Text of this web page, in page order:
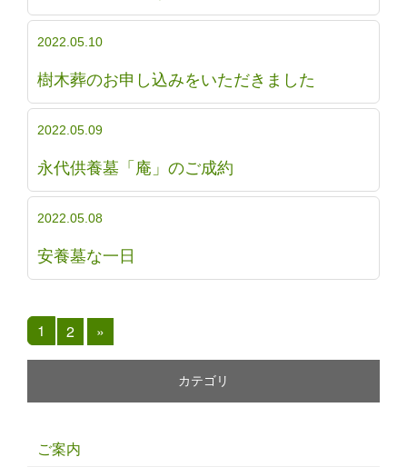
2022.05.10
樹木葬のお申し込みをいただきました
2022.05.09
永代供養墓「庵」のご成約
2022.05.08
安養墓な一日
1 2 »
カテゴリ
ご案内